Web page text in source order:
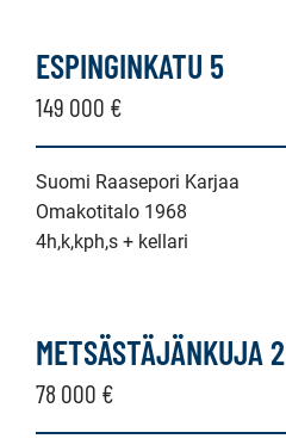
ESPINGINKATU 5
149 000 €
Suomi Raasepori Karjaa
Omakotitalo 1968
4h,k,kph,s + kellari
METSÄSTÄJÄNKUJA 2
78 000 €